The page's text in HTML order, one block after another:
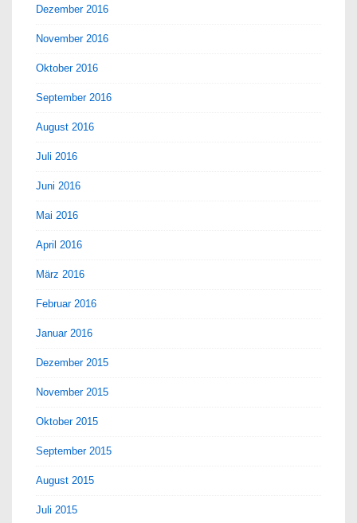
Dezember 2016
November 2016
Oktober 2016
September 2016
August 2016
Juli 2016
Juni 2016
Mai 2016
April 2016
März 2016
Februar 2016
Januar 2016
Dezember 2015
November 2015
Oktober 2015
September 2015
August 2015
Juli 2015